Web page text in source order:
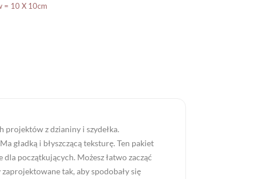
= 10 X 10cm
z dzianiny i szydełka.
gładką i błyszczącą teksturę. Ten pakiet
początkujących. Możesz łatwo zacząć
tak, aby spodobały się